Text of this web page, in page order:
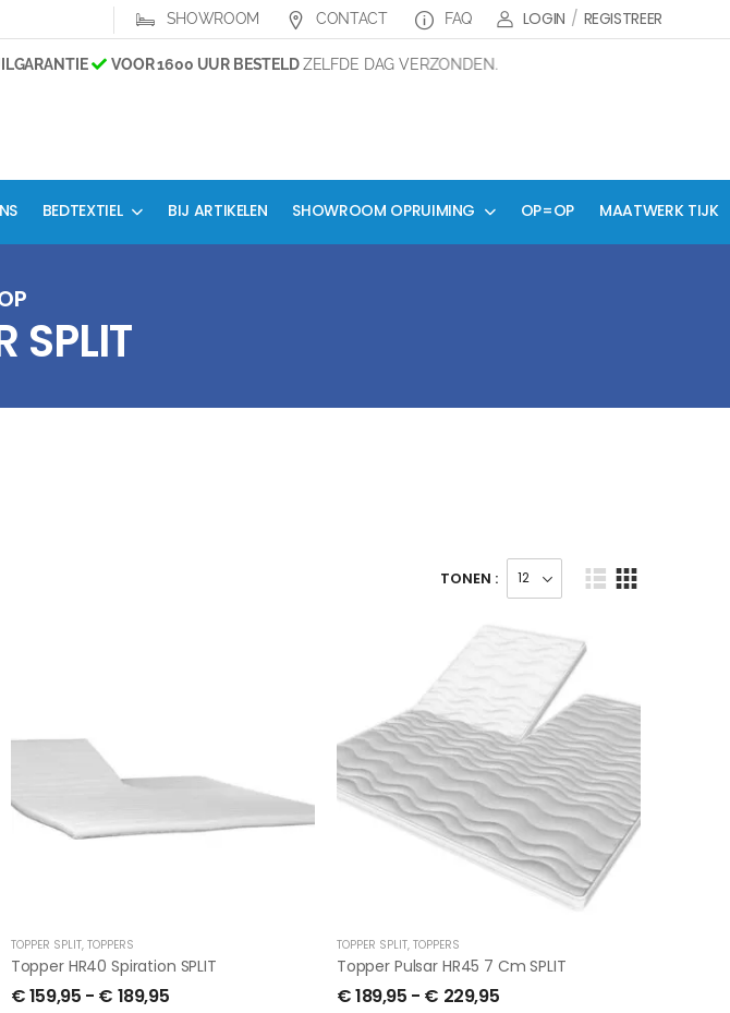
SHOWROOM CONTACT FAQ LOGIN / REGISTREER
VOOR 1600 UUR BESTELDZELFDE DAG VERZONDEN.
BEDTEXTIEL BIJ ARTIKELEN SHOWROOM OPRUIMING OP=OP MAATWERK TIJK
SPLIT
TONEN :
TOPPER SPLIT, TOPPERS
Topper HR40 Spiration SPLIT
€159,95 - € 189,95
TOPPER SPLIT, TOPPERS
Topper Pulsar HR45 7 Cm SPLIT
€189,95 - € 229,95